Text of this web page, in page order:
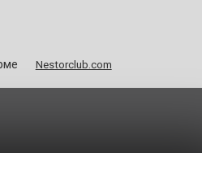
Nestorclub.com